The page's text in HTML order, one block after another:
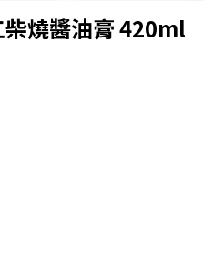
燒醬油膏 420ml